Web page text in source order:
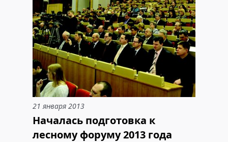
21 января 2013
Началась подготовка к
лесному форуму 2013 года